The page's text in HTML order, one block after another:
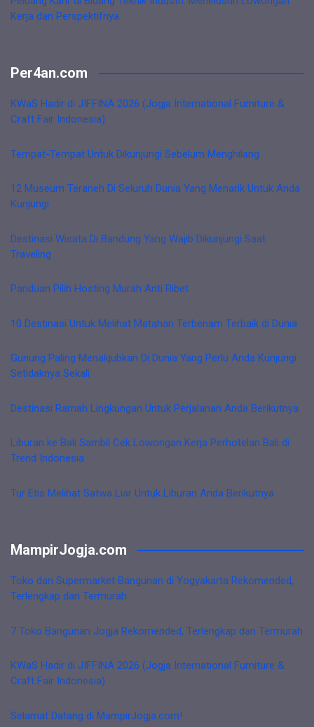
Kerja dan Perspektifnya
Per4an.com
KWaS Hadir di JIFFINA 2026 (Jogja International Furniture &
Craft Fair Indonesia)
Tempat-Tempat Untuk Dikunjungi Sebelum Menghilang
12 Museum Teraneh Di Seluruh Dunia Yang Menarik Untuk Anda
Kunjungi
Destinasi Wisata Di Bandung Yang Wajib Dikunjungi Saat
Traveling
Panduan Pilih Hosting Murah Anti Ribet
10 Destinasi Untuk Melihat Matahari Terbenam Terbaik di Dunia
Gunung Paling Menakjubkan Di Dunia Yang Perlu Anda Kunjungi
Setidaknya Sekali
Destinasi Ramah Lingkungan Untuk Perjalanan Anda Berikutnya
Liburan ke Bali Sambil Cek Lowongan Kerja Perhotelan Bali di
Trend Indonesia
Tur Etis Melihat Satwa Liar Untuk Liburan Anda Berikutnya
MampirJogja.com
Toko dan Supermarket Bangunan di Yogyakarta Rekomended,
Terlengkap dan Termurah
7 Toko Bangunan Jogja Rekomended, Terlengkap dan Termurah
KWaS Hadir di JIFFINA 2026 (Jogja International Furniture &
Craft Fair Indonesia)
Selamat Datang di MampirJogja.com!